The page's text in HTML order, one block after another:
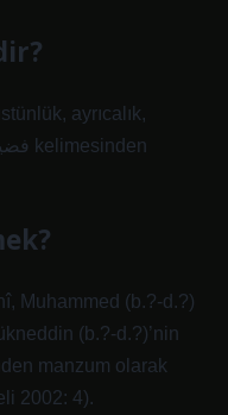
ayrıcalık,
Muhammed (b.?-d.?)
(b.?-d.?)’nin
manzum olarak
2002: 4).